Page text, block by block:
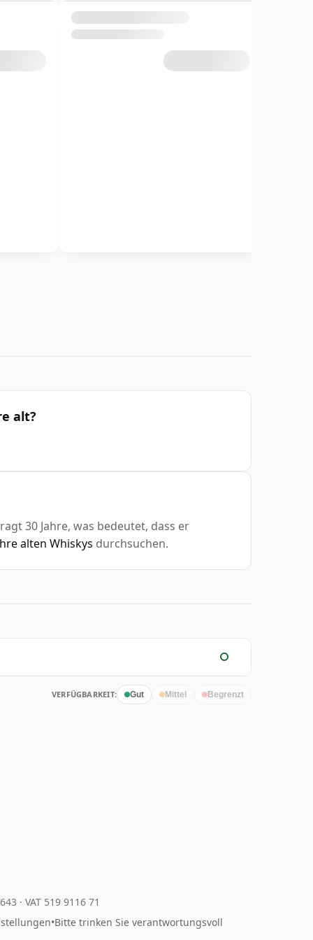
alt?
30 Jahre, was bedeutet, dass er
alten Whiskys durchsuchen.
VERFÜGBARKEIT: Gut Mittel Begrenzt
· VAT 519 9116 71
•Bitte trinken Sie verantwortungsvoll